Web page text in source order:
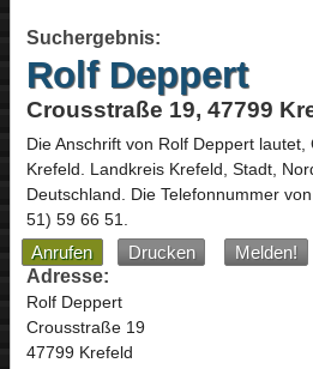
Suchergebnis:
Rolf Deppert
Crousstraße 19, 47799
Die Anschrift von Rolf Deppertlautet,
Krefeld. Landkreis Krefeld, Stadt,
Deutschland. Die Telefonnummer
51) 59 66 51.
Anrufen Drucken Melden!
Adresse:
Rolf Deppert
Crousstraße 19
47799 Krefeld